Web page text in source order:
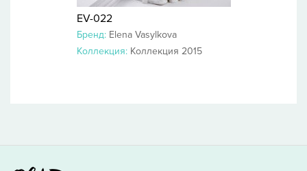
EV-022
Бренд: Elena Vasylkova
Коллекция: Коллекция 2015